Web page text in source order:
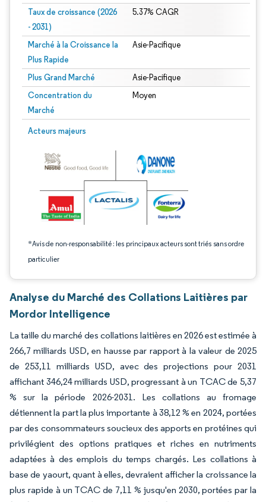
Taux de croissance (2026
- 2031)
5.37% CAGR
Marché à la Croissance la
Plus Rapide
Asie-Pacifique
Plus Grand Marché Asie-Pacifique
Concentration du
Marché
Moyen
Acteurs majeurs
*Avis de non-responsabilité : les principaux acteurs sont triés sans ordre
particulier
Image © Mordor Intelligence. La réutilisation nécessite une attribution sous CC
Analyse du Marché des Collations Laitières par
Mordor Intelligence
La taille du marché des collations laitières en 2026 est estimée à
266,7 milliards USD, en hausse par rapport à la valeur de 2025
de 253,11 milliards USD, avec des projections pour 2031
affichant 346,24 milliards USD, progressant à un TCAC de 5,37
% sur la période 2026-2031. Les collations au fromage
détiennent la part la plus importante à 38,12 % en 2024, portées
par des consommateurs soucieux des apports en protéines qui
privilégient des options pratiques et riches en nutriments
adaptées à des emplois du temps chargés. Les collations à
base de yaourt, quant à elles, devraient afficher la croissance la
plus rapide à un TCAC de 7,11 % jusqu'en 2030, portées par la